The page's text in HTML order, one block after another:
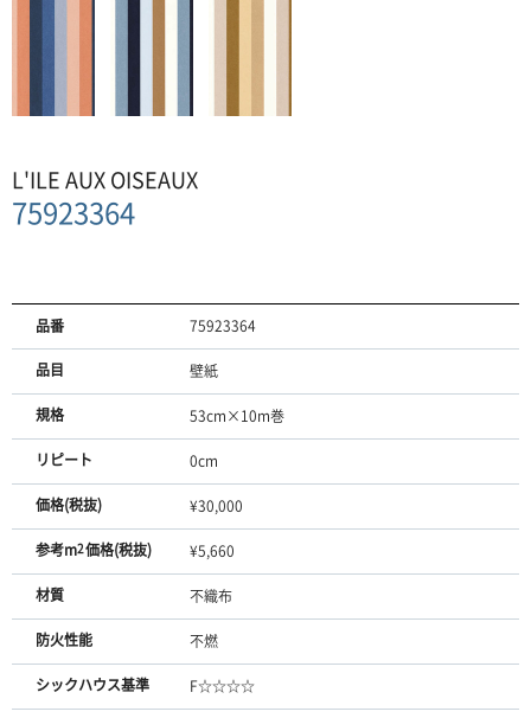
L'ILE AUX OISEAUX
75923364
品番 75923364
品目 壁紙
規格 53cm×10m巻
リピート 0cm
価格(税抜) ¥30,000
参考m2価格(税抜) ¥5,660
材質 不織布
防火性能 不燃
シックハウス基準 F☆☆☆☆